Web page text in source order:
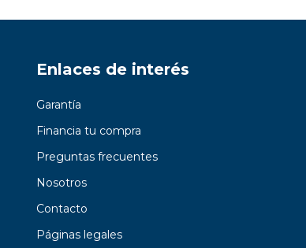
Enlaces de interés
Garantía
Financia tu compra
Preguntas frecuentes
Nosotros
Contacto
Páginas legales